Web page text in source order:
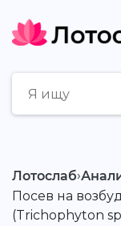
Лотослаб›
Посев на
(Trichophyton